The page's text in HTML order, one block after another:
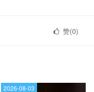
赞(0)
2026-08-03